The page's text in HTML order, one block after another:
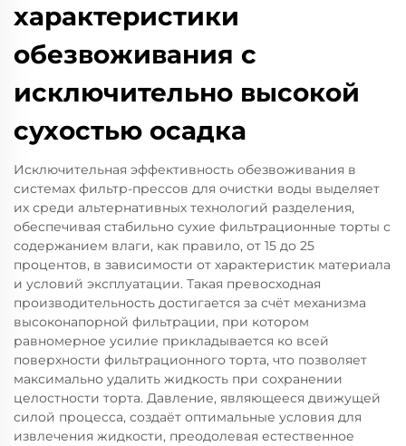
характеристики
обезвоживания с
исключительно высокой
сухостью осадка
Исключительная эффективность обезвоживания в
системах фильтр-прессов для очистки воды выделяет
их среди альтернативных технологий разделения,
обеспечивая стабильно сухие фильтрационные торты с
содержанием влаги, как правило, от 15 до 25
процентов, в зависимости от характеристик материала
и условий эксплуатации. Такая превосходная
производительность достигается за счёт механизма
высоконапорной фильтрации, при котором
равномерное усилие прикладывается ко всей
поверхности фильтрационного торта, что позволяет
максимально удалить жидкость при сохранении
целостности торта. Давление, являющееся движущей
силой процесса, создаёт оптимальные условия для
извлечения жидкости, преодолевая естественное